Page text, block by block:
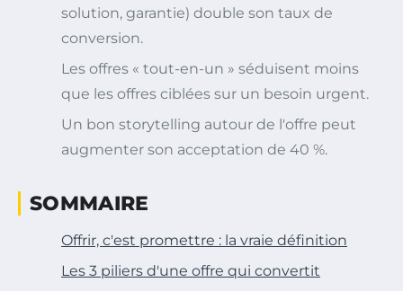
solution, garantie) double son taux de
conversion.
Les offres « tout-en-un » séduisent moins
que les offres ciblées sur un besoin urgent.
Un bon storytelling autour de l'offre peut
augmenter son acceptation de 40 %.
SOMMAIRE
Offrir, c'est promettre : la vraie définition
Les 3 piliers d'une offre qui convertit